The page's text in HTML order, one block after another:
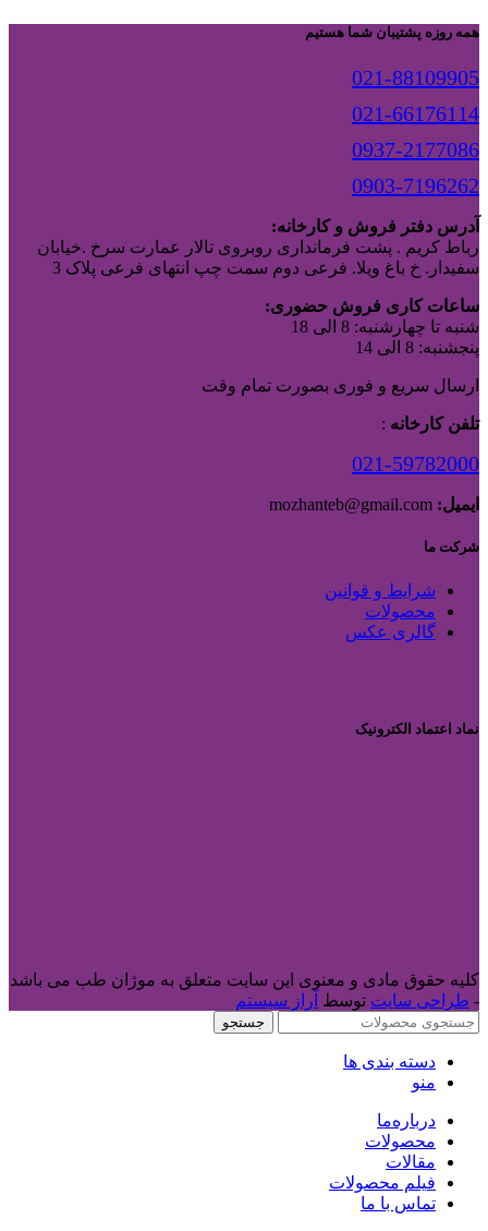
همه روزه پشتیبان شما هستیم
021-88109905
021-66176114
0937-2177086
0903-7196262
آدرس دفتر فروش و کارخانه:
رباط کریم . پشت فرمانداری روبروی تالار عمارت سرخ .خیابان
سفیدار. خ باغ ویلا. فرعی دوم سمت چپ انتهای فرعی پلاک 3
ساعات کاری فروش حضوری:
شنبه تا چهارشنبه: 8 الی 18
پنجشنبه: 8 الی 14
ارسال سریع و فوری بصورت تمام وقت
تلفن کارخانه :
021-59782000
ایمیل:
شرکت ما
شرایط و قوانین
محصولات
گالری عکس
نماد اعتماد الکترونیک
کلیه حقوق مادی و معنوی این سایت متعلق به موژان طب می باشد
- طراحی سایت توسط آراز سیستم
جستجو
دسته بندی ها
منو
درباره‌ما
محصولات
مقالات
فیلم محصولات
تماس با ما